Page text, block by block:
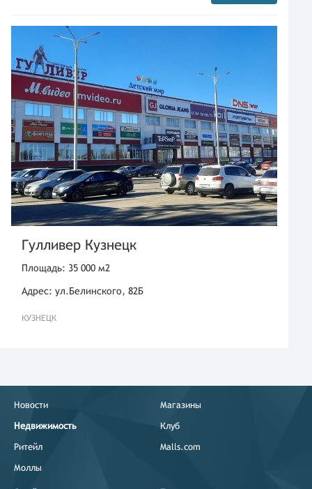
Гулливер Кузнецк
Площадь: 35 000 м2
Адрес: ул.Белинского, 82Б
КУЗНЕЦК
Новости
Недвижимость
Ритейл
Моллы
Магазины
Клуб
Malls.com